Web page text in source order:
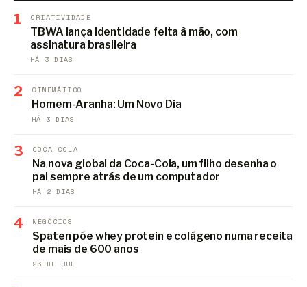
1 CRIATIVIDADE
TBWA lança identidade feita à mão, com
assinatura brasileira
HÁ 3 DIAS
2 CINEMÁTICO
Homem-Aranha: Um Novo Dia
HÁ 3 DIAS
3 COCA-COLA
Na nova global da Coca-Cola, um filho desenha o
pai sempre atrás de um computador
HÁ 2 DIAS
4 NEGÓCIOS
Spaten põe whey protein e colágeno numa receita
de mais de 600 anos
23 DE JUL